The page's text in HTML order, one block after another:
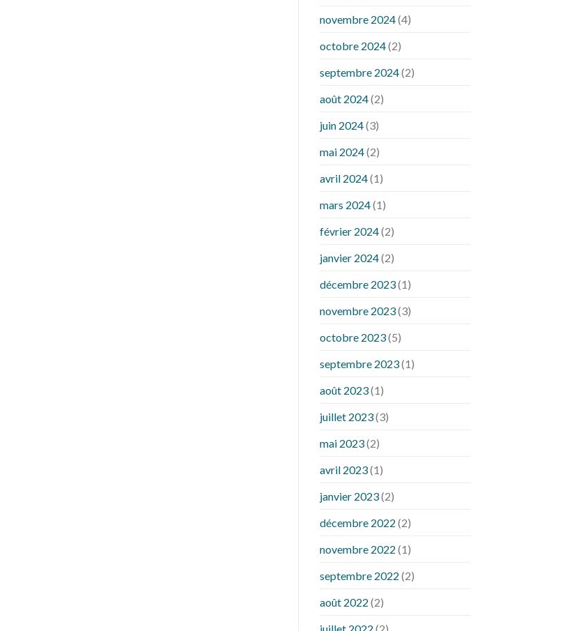
novembre 2024(4)
octobre 2024(2)
septembre 2024(2)
août 2024(2)
juin 2024(3)
mai 2024(2)
avril 2024(1)
mars 2024(1)
février 2024(2)
janvier 2024(2)
décembre 2023(1)
novembre 2023(3)
octobre 2023(5)
septembre 2023(1)
août 2023(1)
juillet 2023(3)
mai 2023(2)
avril 2023(1)
janvier 2023(2)
décembre 2022 (2)
novembre 2022 (1)
septembre 2022 (2)
août 2022 (2)